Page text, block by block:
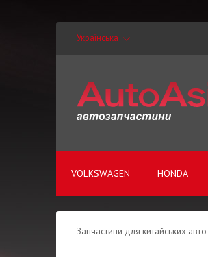
Українська
VOLKSWAGEN HONDA
Запчастини для китайських авто